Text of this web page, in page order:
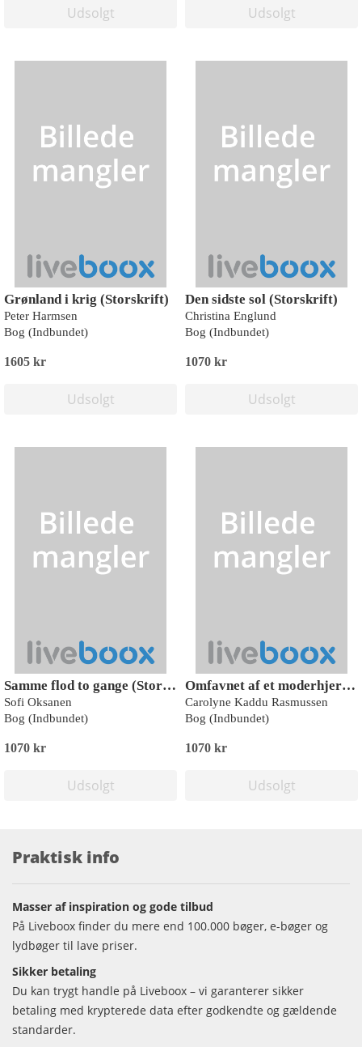
Udsolgt Udsolgt
Grønland i krig (Storskrift)
Peter Harmsen
Bog (Indbundet)
1605 kr
Udsolgt
Den sidste sol (Storskrift)
Christina Englund
Bog (Indbundet)
1070 kr
Udsolgt
Samme flod to gange (Storskrift)
Sofi Oksanen
Bog (Indbundet)
1070 kr
Udsolgt
Omfavnet af et moderhjerte (Storskrift)
Carolyne Kaddu Rasmussen
Bog (Indbundet)
1070 kr
Udsolgt
Praktisk info
Masser af inspiration og gode tilbud
På Liveboox finder du mere end 100.000 bøger, e-bøger og
lydbøger til lave priser.
Sikker betaling
Du kan trygt handle på Liveboox – vi garanterer sikker
betaling med krypterede data efter godkendte og gældende
standarder.